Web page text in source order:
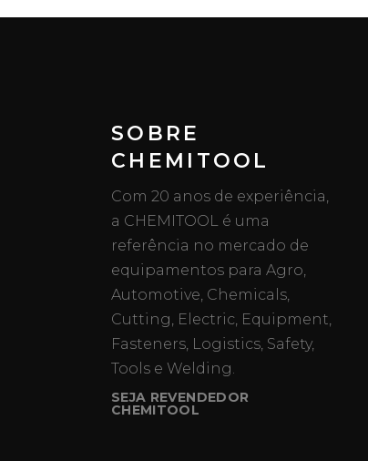
SOBRE
CHEMITOOL
Com 20 anos de experiência,
a CHEMITOOL é uma
referência no mercado de
equipamentos para Agro,
Automotive, Chemicals,
Cutting, Electric, Equipment,
Fasteners, Logistics, Safety,
Tools e Welding.
SEJA REVENDEDOR
CHEMITOOL